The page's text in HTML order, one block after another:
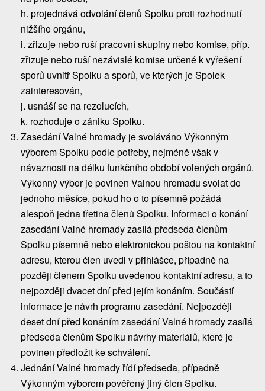
h. projednává odvolání členů Spolku proti rozhodnutí
nižšího orgánu,
i. zřizuje nebo ruší pracovní skupiny nebo komise, příp.
zřizuje nebo ruší nezávislé komise určené k vyřešení
sporů uvnitř Spolku a sporů, ve kterých je Spolek
zainteresován,
j. usnáší se na rezolucích,
k. rozhoduje o zániku Spolku.
Zasedání Valné hromady je svoláváno Výkonným
výborem Spolku podle potřeby, nejméně však v
návaznosti na délku funkčního období volených orgánů.
Výkonný výbor je povinen Valnou hromadu svolat do
jednoho měsíce, pokud ho o to písemně požádá
alespoň jedna třetina členů Spolku. Informaci o konání
zasedání Valné hromady zasílá předseda členům
Spolku písemně nebo elektronickou poštou na kontaktní
adresu, kterou člen uvedl v přihlášce, případně na
později členem Spolku uvedenou kontaktní adresu, a to
nejpozději dvacet dní před jejím konáním. Součástí
informace je návrh programu zasedání. Nejpozději
deset dní před konáním zasedání Valné hromady zasílá
předseda členům Spolku návrhy materiálů, které je
povinen předložit ke schválení.
Jednání Valné hromady řídí předseda, případně
Výkonným výborem pověřený jiný člen Spolku.